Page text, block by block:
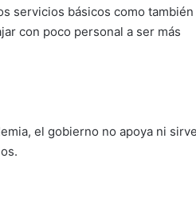
servicios básicos como
con poco personal a ser más
el gobierno no apoya ni